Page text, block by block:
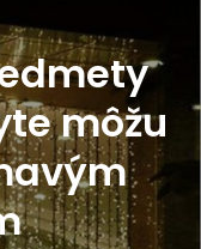
môžu